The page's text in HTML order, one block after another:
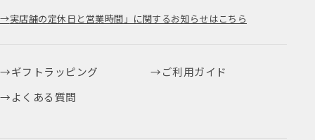
実店舗の定休日と営業時間」に関するお知らせはこちら
ギフトラッピング
ご利用ガイド
よくある質問